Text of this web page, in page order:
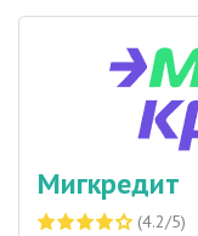
Мигкредит
(4.2/5)